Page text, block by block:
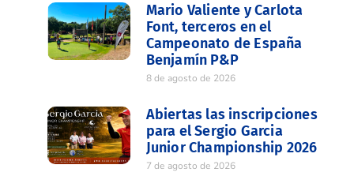
Mario Valiente y Carlota
Font, terceros en el
Campeonato de España
Benjamín P&P
8 de agosto de 2026
Abiertas las inscripciones
para el Sergio Garcia
Junior Championship 2026
7 de agosto de 2026